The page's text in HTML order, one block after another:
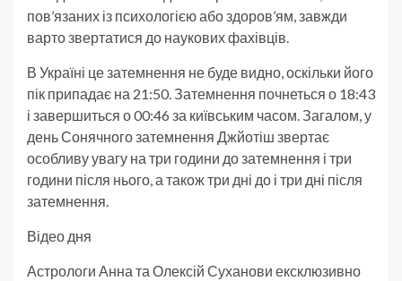
пов’язаних із психологією або здоров’ям, завжди
варто звертатися до наукових фахівців.
В Україні це затемнення не буде видно, оскільки його
пік припадає на 21:50. Затемнення почнеться о 18:43
і завершиться о 00:46 за київським часом. Загалом, у
день Сонячного затемнення Джйотіш звертає
особливу увагу на три години до затемнення і три
години після нього, а також три дні до і три дні після
затемнення.
Відео дня
Астрологи Анна та Олексій Суханови ексклюзивно